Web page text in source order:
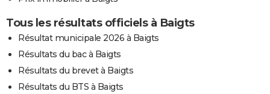
Tous les résultats officiels à Baigts
Résultat municipale 2026 à Baigts
Résultats du bac à Baigts
Résultats du brevet à Baigts
Résultats du BTS à Baigts